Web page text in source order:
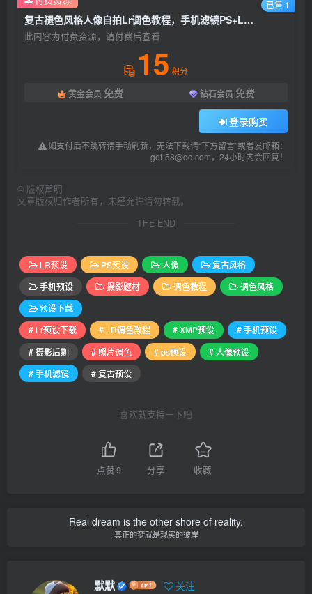
复古褪色风格人像自拍Lr调色教程，手机滤镜PS+Lightroom预设下载！
此内容为付费资源，请付费后查看
15 积分
黄金会员 免费 钻石会员 免费
登录购买
如支付后不跳转请手动刷新，无法下载请“下方留言”或者发邮箱：
get-58@qq.com，24小时内会回复！
已售 1
© 版权声明
文章版权归作者所有，未经允许请勿转载。
THE END
LR预设 PS预设 人像
复古风格
手机预设
摄影题材 调色教程
调色风格
预设下载
# Lr预设下载
# LR调色教程 # XMP预设
# 手机预设
# 摄影后期
# 照片调色 # ps预设
# 人像预设
# 手机滤镜
# 复古预设
喜欢就支持一下吧
点赞9 分享 收藏
Real dream is the other shore of reality.
真正的梦就是现实的彼岸
默默 关注